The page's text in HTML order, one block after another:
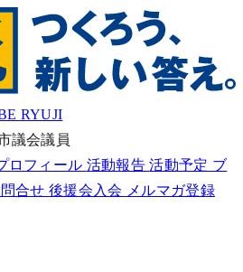
RYUJI
議会議員
ロフィール 活動報告活動予定 ブ
問合せ後援会入会 メルマガ登録